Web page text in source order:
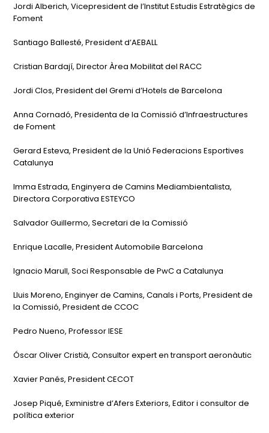
Jordi Alberich, Vicepresident de l’Institut Estudis Estratègics de
Foment
Santiago Ballesté, President d’AEBALL
Cristian Bardají, Director Àrea Mobilitat del RACC
Jordi Clos, President del Gremi d’Hotels de Barcelona
Anna Cornadó, Presidenta de la Comissió d’Infraestructures
de Foment
Gerard Esteva, President de la Unió Federacions Esportives
Catalunya
Imma Estrada, Enginyera de Camins Mediambientalista,
Directora Corporativa ESTEYCO
Salvador Guillermo, Secretari de la Comissió
Enrique Lacalle, President Automobile Barcelona
Ignacio Marull, Soci Responsable de PwC a Catalunya
Lluis Moreno, Enginyer de Camins, Canals i Ports, President de
la Comissió, President de CCOC
Pedro Nueno, Professor IESE
Óscar Oliver Cristià, Consultor expert en transport aeronàutic
Xavier Panés, President CECOT
Josep Piqué, Exministre d’Afers Exteriors, Editor i consultor de
política exterior